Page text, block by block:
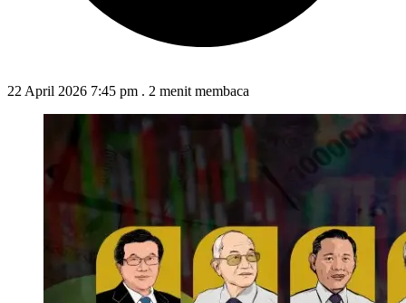
22 April 2026 7:45 pm . 2 menit membaca